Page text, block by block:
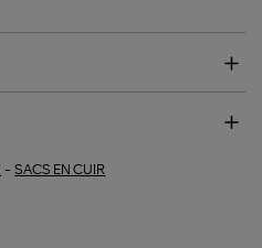
-SACS EN CUIR